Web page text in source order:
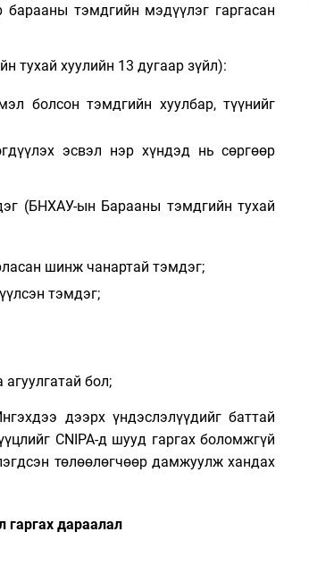
тэмдгийн мэдүүлэг гаргасан
тухай хуулийн 13 дугаар зүйл):
болсон тэмдгийн хуулбар,түүнийг
эсвэл нэр хүндэд нь сөргөөр
(БНХАУ-ын Барааны тэмдгийн тухай
шинж чанартай тэмдэг;
тэмдэг;
бол;
дээрх үндэслэлүүдийгбаттай
CNIPA-д шууд гаргах боломжгүй
төлөөлөгчөөр дамжуулж хандах
гаргах дараалал